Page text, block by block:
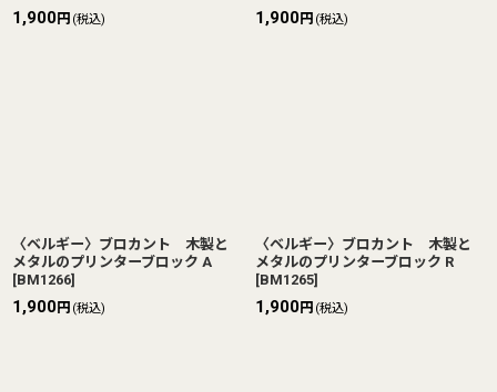
1,900円 (税込) 1,900円 (税込)
〈ベルギー〉ブロカント 木製と
メタルのプリンターブロック A
[BM1266]
1,900円 (税込)
〈ベルギー〉ブロカント 木製と
メタルのプリンターブロック R
[BM1265]
1,900円 (税込)